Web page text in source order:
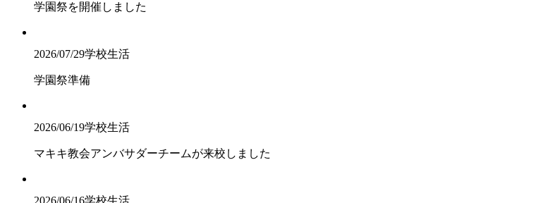
学園祭を開催しました
2026/07/29学校生活
学園祭準備
2026/06/19学校生活
マキキ教会アンバサダーチームが来校しました
2026/06/16学校生活